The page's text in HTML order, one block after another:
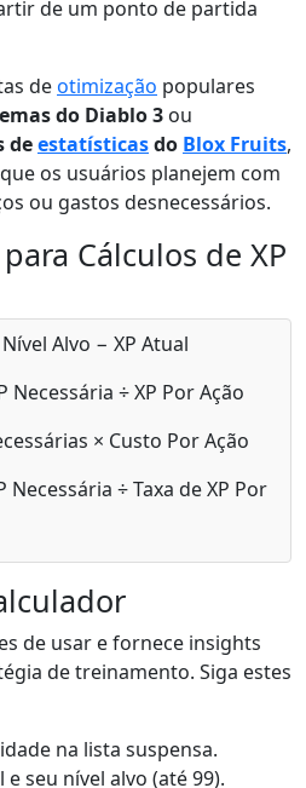
de um ponto de partida
deotimização populares
do Diablo 3 ou
deestatísticasdo Blox Fruits,
os usuários planejem com
ou gastos desnecessários.
Cálculos de XP
Alvo − XP Atual
Necessária ÷ XP Por Ação
× Custo Por Ação
Necessária ÷ Taxa de XP Por
de usar e fornece insights
de treinamento. Siga estes
na lista suspensa.
seu nível alvo (até 99).